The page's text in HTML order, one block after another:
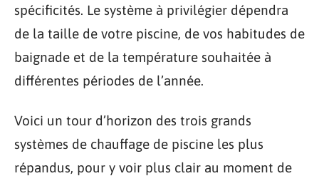
spécificités. Le système à privilégier dépendra
de la taille de votre piscine, de vos habitudes de
baignade et de la température souhaitée à
différentes périodes de l’année.
Voici un tour d’horizon des trois grands
systèmes de chauffage de piscine les plus
répandus, pour y voir plus clair au moment de